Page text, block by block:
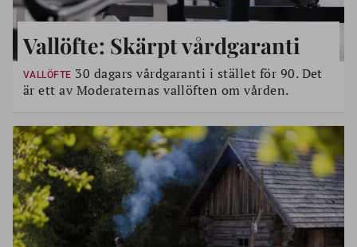
Vallöfte: Skärpt vårdgaranti
VALLÖFTE 30 dagars vårdgaranti i stället för 90. Det
är ett av Moderaternas vallöften om vården.